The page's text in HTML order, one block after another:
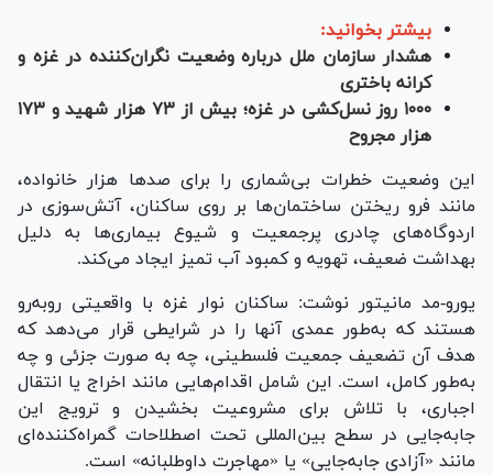
بیشتر بخوانید:
هشدار سازمان ملل درباره وضعیت نگران‌کننده در غزه و
کرانه باختری
۱۰۰۰ روز نسل‌کشی در غزه؛ بیش از ۷۳ هزار شهید و ۱۷۳
هزار مجروح
این وضعیت خطرات بی‌شماری را برای صد‌ها هزار خانواده،
مانند فرو ریختن ساختمان‌ها بر روی ساکنان، آتش‌سوزی در
اردوگاه‌های چادری پرجمعیت و شیوع بیماری‌ها به دلیل
بهداشت ضعیف، تهویه و کمبود آب تمیز ایجاد می‌کند.
یورو-مد مانیتور نوشت: ساکنان نوار غزه با واقعیتی رو‌به‌رو
هستند که به‌طور عمدی آنها را در شرایطی قرار می‌دهد که
هدف آن تضعیف جمعیت فلسطینی، چه به صورت جزئی و چه
به‌طور کامل، است. این شامل اقدام‌هایی مانند اخراج یا انتقال
اجباری، با تلاش برای مشروعیت بخشیدن و ترویج این
جابه‌جایی در سطح بین‌المللی تحت اصطلاحات گمراه‌کننده‌ای
مانند «آزادی جابه‌جایی» یا «مهاجرت داوطلبانه» است.